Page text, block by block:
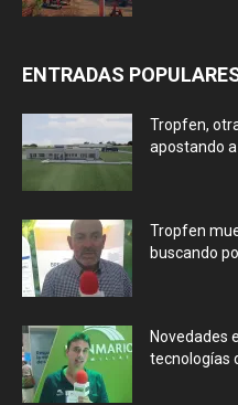
ENTRADAS
Tropfen,
apostando a
Tropfen
buscando
Novedades
tecnologías